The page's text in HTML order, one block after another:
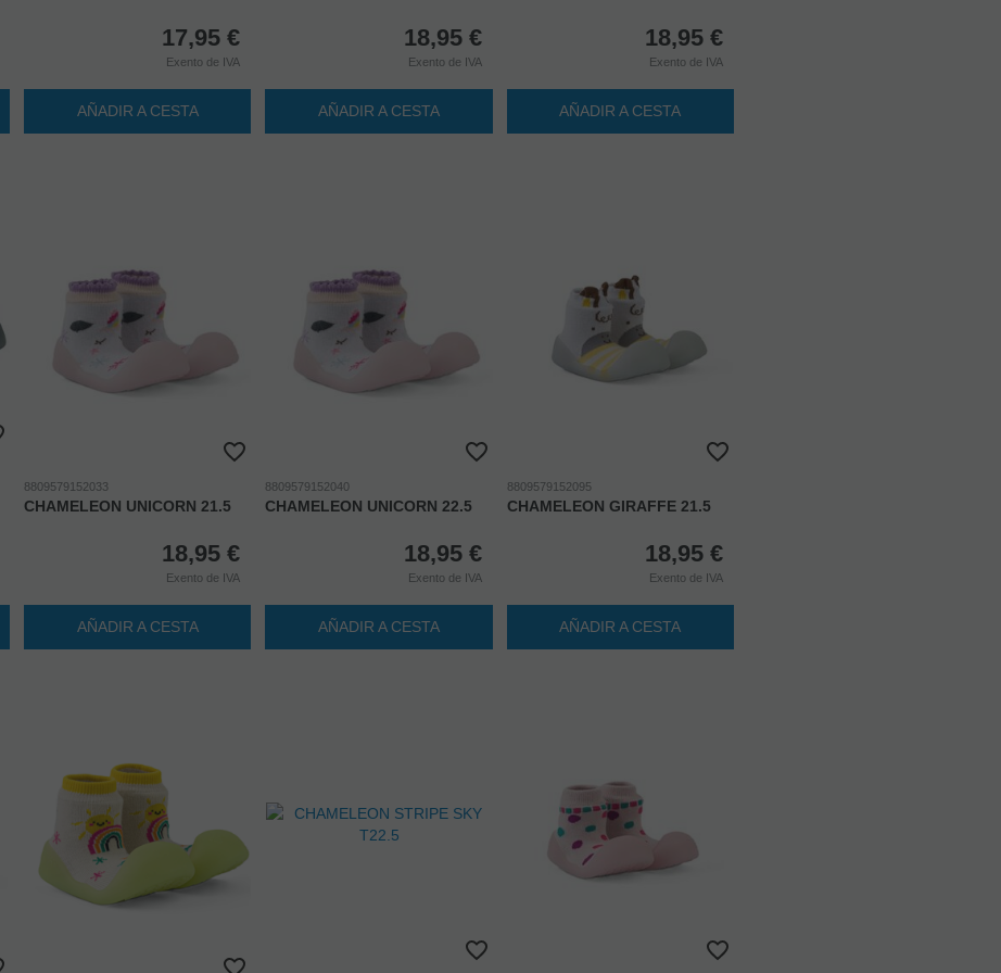
17,95 €
Exento de IVA
AÑADIR A CESTA
18,95 €
Exento de IVA
AÑADIR A CESTA
18,95 €
Exento de IVA
AÑADIR A CESTA
8809579152033
CHAMELEON UNICORN 21.5
18,95 €
Exento de IVA
AÑADIR A CESTA
8809579152040
CHAMELEON UNICORN 22.5
18,95 €
Exento de IVA
AÑADIR A CESTA
8809579152095
CHAMELEON GIRAFFE 21.5
18,95 €
Exento de IVA
AÑADIR A CESTA